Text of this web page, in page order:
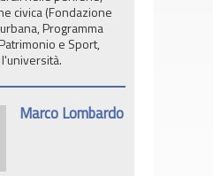
civica (Fondazione
Programma
e Sport,
Marco Lombardo